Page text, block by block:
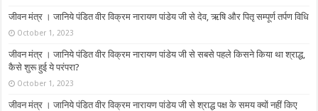
जीवन मंत्र । जानिये पंडित वीर विक्रम नारायण पांडेय जी से देव, ऋषि और पितृ सम्पूर्ण तर्पण विधि
October 1, 2023
जीवन मंत्र । जानिये पंडित वीर विक्रम नारायण पांडेय जी से सबसे पहले किसने किया था श्राद्ध,
कैसे शुरू हुई ये परंपरा?
October 1, 2023
जीवन मंत्र । जानिये पंडित वीर विक्रम नारायण पांडेय जी से श्राद्ध पक्ष के समय क्यों नहीं किए